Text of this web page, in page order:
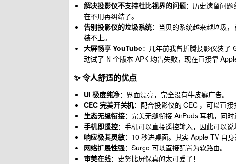
解决投影仪不支持杜比视界的问题：历史遗留问
在不用再纠结了。
告别投影仪的垃圾系统：当贝的系统越来越垃圾
装不上。
大屏畅享 YouTube：几年前我曾折腾投影仪装了
动试了 N 个版本 APK 均告失败，现在直接靠
✨ 令人舒适的优点
UI 极度纯净：界面漂亮，完全没有牛皮癣广告。
CEC 完美开关机：配合投影仪的 CEC ，可以直接
生态无缝衔接：完美无缝衔接 AirPods 耳机，同时
手机即遥控：手机可以直接遥控输入，因此可以说
响应极其灵敏：10 秒进桌面。其实 Apple TV 自
网络扩展性强：Surge 可以直接配置为软路由。
审美在线：史努比屏保真的太可爱了！